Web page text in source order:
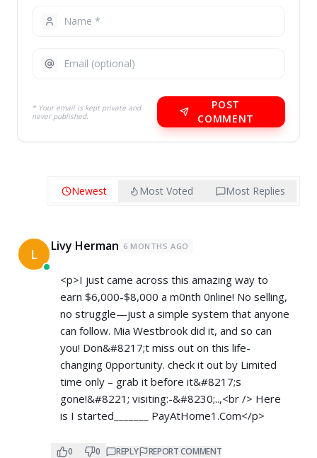
* Your email is kept private and
never published.
POST
COMMENT
Newest Most Voted Most Replies
L Livy Herman 6 MONTHS AGO
<p>I just came across this amazing way to
earn $6,000-$8,000 a m0nth 0nline! No selling,
no struggle—just a simple system that anyone
can follow. Mia Westbrook did it, and so can
you! Don&#8217;t miss out on this life-
changing 0pportunity. check it out by Limited
time only – grab it before it&#8217;s
gone!&#8221; visiting:-&#8230;..,<br /> Here
is I started_______ ­P­a­y­A­t­H­o­m­e­1­.­C­om</p>
0 0 REPLY REPORT COMMENT